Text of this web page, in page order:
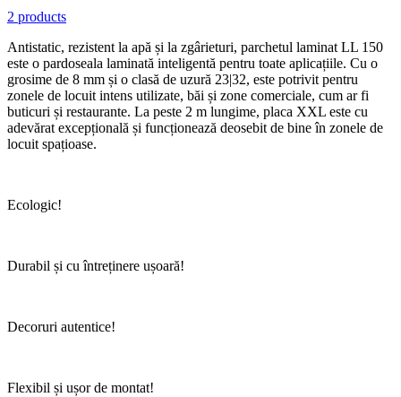
2 products
Antistatic, rezistent la apă și la zgârieturi, parchetul laminat LL 150
este o pardoseala laminată inteligentă pentru toate aplicațiile. Cu o
grosime de 8 mm și o clasă de uzură 23|32, este potrivit pentru
zonele de locuit intens utilizate, băi și zone comerciale, cum ar fi
buticuri și restaurante. La peste 2 m lungime, placa XXL este cu
adevărat excepțională și funcționează deosebit de bine în zonele de
locuit spațioase.
Ecologic!
Durabil și cu întreținere ușoară!
Decoruri autentice!
Flexibil și ușor de montat!